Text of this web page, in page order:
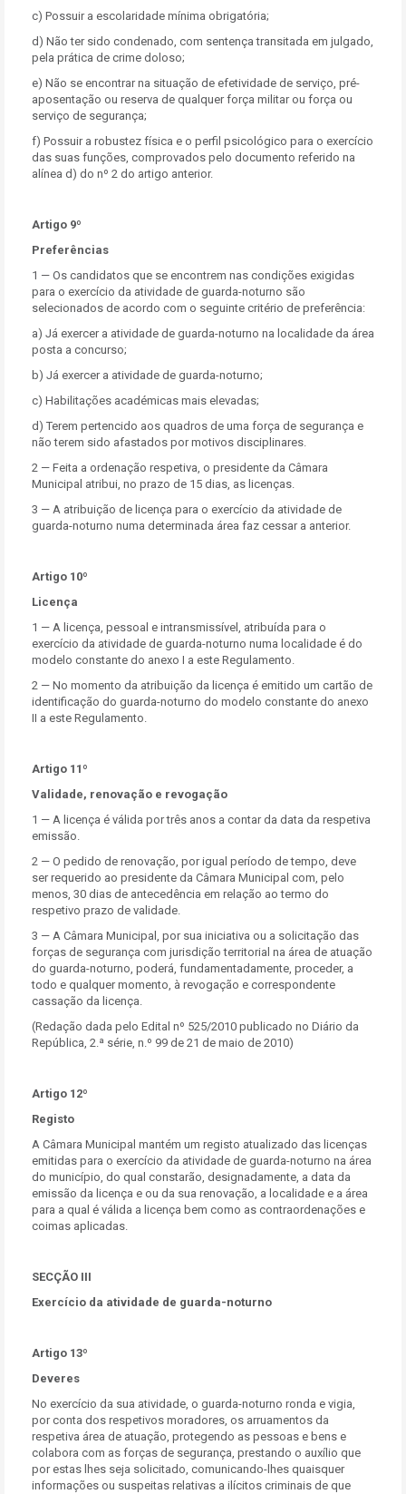
c) Possuir a escolaridade mínima obrigatória;
d) Não ter sido condenado, com sentença transitada em julgado,
pela prática de crime doloso;
e) Não se encontrar na situação de efetividade de serviço, pré-
aposentação ou reserva de qualquer força militar ou força ou
serviço de segurança;
f) Possuir a robustez física e o perfil psicológico para o exercício
das suas funções, comprovados pelo documento referido na
alínea d) do nº 2 do artigo anterior.
Artigo 9º
Preferências
1 — Os candidatos que se encontrem nas condições exigidas
para o exercício da atividade de guarda-noturno são
selecionados de acordo com o seguinte critério de preferência:
a) Já exercer a atividade de guarda-noturno na localidade da área
posta a concurso;
b) Já exercer a atividade de guarda-noturno;
c) Habilitações académicas mais elevadas;
d) Terem pertencido aos quadros de uma força de segurança e
não terem sido afastados por motivos disciplinares.
2 — Feita a ordenação respetiva, o presidente da Câmara
Municipal atribui, no prazo de 15 dias, as licenças.
3 — A atribuição de licença para o exercício da atividade de
guarda-noturno numa determinada área faz cessar a anterior.
Artigo 10º
Licença
1 — A licença, pessoal e intransmissível, atribuída para o
exercício da atividade de guarda-noturno numa localidade é do
modelo constante do anexo I a este Regulamento.
2 — No momento da atribuição da licença é emitido um cartão de
identificação do guarda-noturno do modelo constante do anexo
II a este Regulamento.
Artigo 11º
Validade, renovação e revogação
1 — A licença é válida por três anos a contar da data da respetiva
emissão.
2 — O pedido de renovação, por igual período de tempo, deve
ser requerido ao presidente da Câmara Municipal com, pelo
menos, 30 dias de antecedência em relação ao termo do
respetivo prazo de validade.
3 — A Câmara Municipal, por sua iniciativa ou a solicitação das
forças de segurança com jurisdição territorial na área de atuação
do guarda-noturno, poderá, fundamentadamente, proceder, a
todo e qualquer momento, à revogação e correspondente
cassação da licença.
(Redação dada pelo Edital nº 525/2010 publicado no Diário da
República, 2.ª série, n.º 99 de 21 de maio de 2010)
Artigo 12º
Registo
A Câmara Municipal mantém um registo atualizado das licenças
emitidas para o exercício da atividade de guarda-noturno na área
do município, do qual constarão, designadamente, a data da
emissão da licença e ou da sua renovação, a localidade e a área
para a qual é válida a licença bem como as contraordenações e
coimas aplicadas.
SECÇÃO III
Exercício da atividade de guarda-noturno
Artigo 13º
Deveres
No exercício da sua atividade, o guarda-noturno ronda e vigia,
por conta dos respetivos moradores, os arruamentos da
respetiva área de atuação, protegendo as pessoas e bens e
colabora com as forças de segurança, prestando o auxílio que
por estas lhes seja solicitado, comunicando-lhes quaisquer
informações ou suspeitas relativas a ilícitos criminais de que